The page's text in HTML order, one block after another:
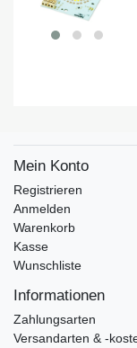
Mein Konto
Registrieren
Anmelden
Warenkorb
Kasse
Wunschliste
Informationen
Zahlungsarten
Versandarten & -